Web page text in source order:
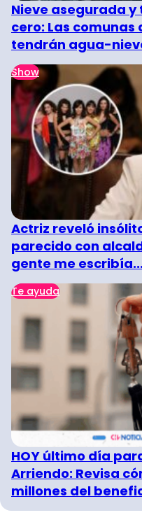
Nieve asegurada
cero: Las comunas
tendrán agua-
Show
Actriz reveló
parecido con
gente me
Te ayuda
HOY último día
Arriendo: Revisa
millones del